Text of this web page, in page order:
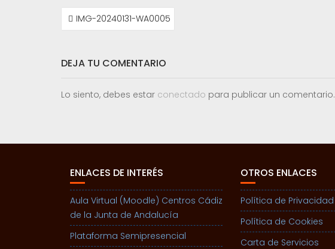
NAVEGACIÓN
DEIMG-20240131-WA0005
DEJA TU COMENTARIO
Lo siento, debes estar conectado para publicar un comentario.
ENLACES DE INTERÉS
Aula Virtual (Moodle) Centros Cádiz
de la Junta de Andalucía
Plataforma Semipresencial
OTROS ENLACES
Política de Privacidad
Política de Cookies
Carta de Servicios